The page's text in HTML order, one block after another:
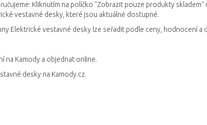
Kliknutím na políčko "Zobrazit pouze produkty skladem"
vestavné desky, které jsou aktuálně dostupné.
Elektrické vestavné desky lze seřadit podle ceny, hodnocení a
na Kamody a objednat online.
desky na Kamody.cz.